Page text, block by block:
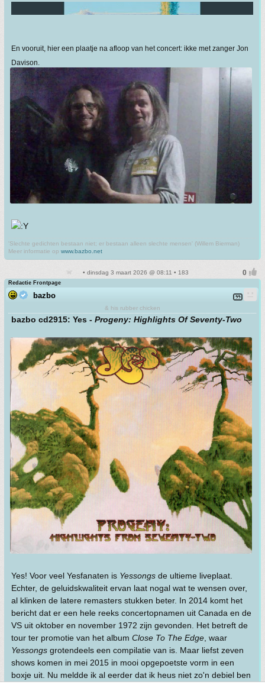
En vooruit, hier een plaatje na afloop van het concert: ikke met zanger Jon
Davison.
'Slechte gedichten bestaan niet; er bestaan alleen slechte mensen' (Willem Bierman)
Meer informatie op www.bazbo.net
• dinsdag 3 maart 2026 @ 08:11 • 183
Redactie Frontpage
bazbo
& his rubber chicken
bazbo cd2915: Yes - Progeny: Highlights Of Seventy-Two
Yes! Voor veel Yesfanaten is Yessongs de ultieme liveplaat.
Echter, de geluidskwaliteit ervan laat nogal wat te wensen over,
al klinken de latere remasters stukken beter. In 2014 komt het
bericht dat er een hele reeks concertopnamen uit Canada en de
VS uit oktober en november 1972 zijn gevonden. Het betreft de
tour ter promotie van het album Close To The Edge, waar
Yessongs grotendeels een compilatie van is. Maar liefst zeven
shows komen in mei 2015 in mooi opgepoetste vorm in een
boxje uit. Nu meldde ik al eerder dat ik heus niet zo'n debiel ben